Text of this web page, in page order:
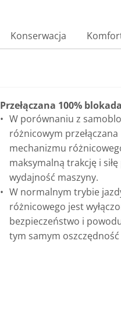
Konserwacja
Przełączana 100%
W porównaniu z
różnicowym
mechanizmu
maksymalną trakcję i
wydajność maszyny.
W normalnym trybie
różnicowego jest
bezpieczeństwo i
tym samym